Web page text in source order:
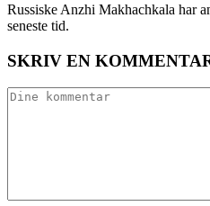
Russiske Anzhi Makhachkala har
seneste tid.
SKRIV EN